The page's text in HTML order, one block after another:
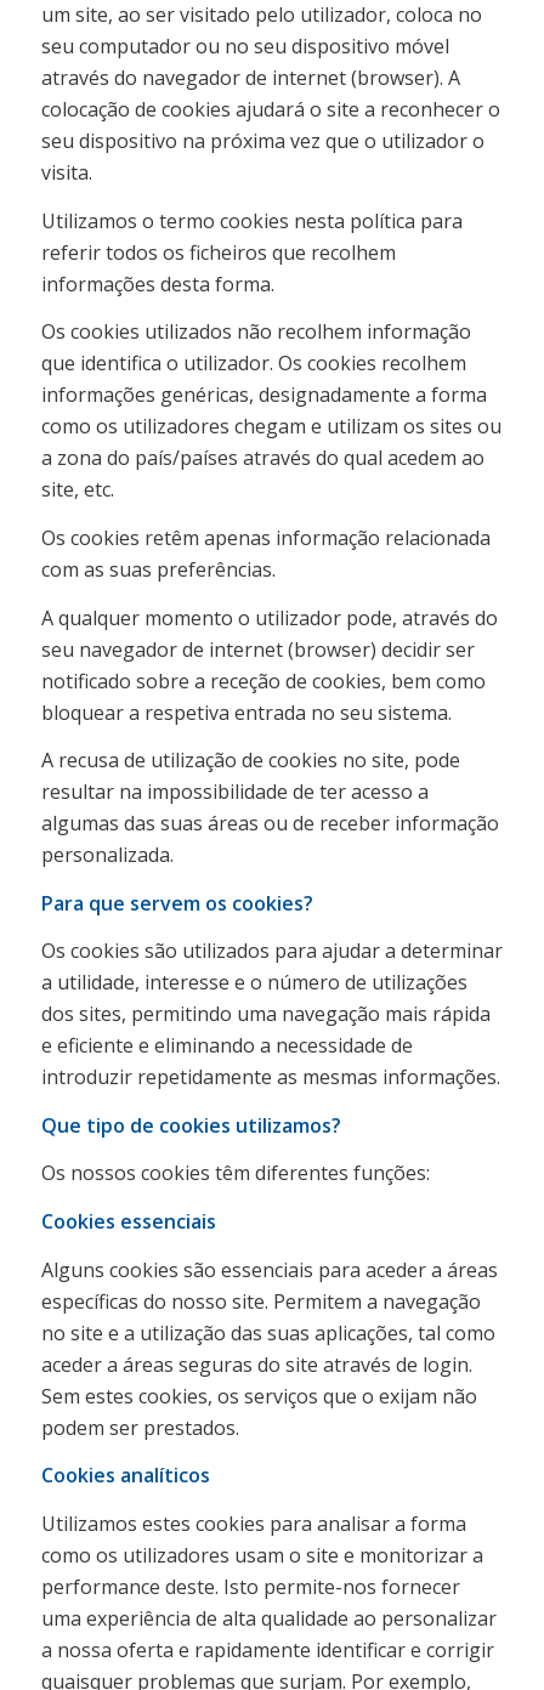
um site, ao ser visitado pelo utilizador, coloca no
seu computador ou no seu dispositivo móvel
através do navegador de internet (browser). A
colocação de cookies ajudará o site a reconhecer o
seu dispositivo na próxima vez que o utilizador o
visita.
Utilizamos o termo cookies nesta política para
referir todos os ficheiros que recolhem
informações desta forma.
Os cookies utilizados não recolhem informação
que identifica o utilizador. Os cookies recolhem
informações genéricas, designadamente a forma
como os utilizadores chegam e utilizam os sites ou
a zona do país/países através do qual acedem ao
site, etc.
Os cookies retêm apenas informação relacionada
com as suas preferências.
A qualquer momento o utilizador pode, através do
seu navegador de internet (browser) decidir ser
notificado sobre a receção de cookies, bem como
bloquear a respetiva entrada no seu sistema.
A recusa de utilização de cookies no site, pode
resultar na impossibilidade de ter acesso a
algumas das suas áreas ou de receber informação
personalizada.
Para que servem os cookies?
Os cookies são utilizados para ajudar a determinar
a utilidade, interesse e o número de utilizações
dos sites, permitindo uma navegação mais rápida
e eficiente e eliminando a necessidade de
introduzir repetidamente as mesmas informações.
Que tipo de cookies utilizamos?
Os nossos cookies têm diferentes funções:
Cookies essenciais
Alguns cookies são essenciais para aceder a áreas
específicas do nosso site. Permitem a navegação
no site e a utilização das suas aplicações, tal como
aceder a áreas seguras do site através de login.
Sem estes cookies, os serviços que o exijam não
podem ser prestados.
Cookies analíticos
Utilizamos estes cookies para analisar a forma
como os utilizadores usam o site e monitorizar a
performance deste. Isto permite-nos fornecer
uma experiência de alta qualidade ao personalizar
a nossa oferta e rapidamente identificar e corrigir
quaisquer problemas que surjam. Por exemplo,